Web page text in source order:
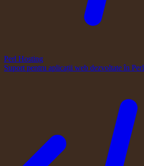
Perl Hosting
Suport pentru aplicații web dezvoltate în Perl